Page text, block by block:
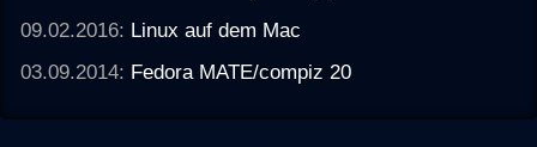
09.02.2016: Linux auf dem Mac
03.09.2014: Fedora MATE/compiz 20